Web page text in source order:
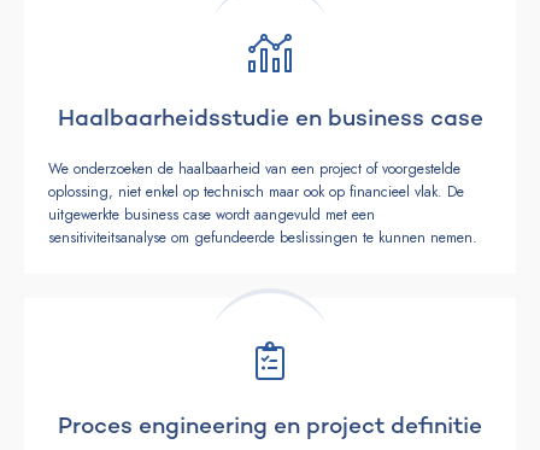
Haalbaarheidsstudie en business case
We onderzoeken de haalbaarheid van een project of voorgestelde
oplossing, niet enkel op technisch maar ook op financieel vlak. De
uitgewerkte business case wordt aangevuld met een
sensitiviteitsanalyse om gefundeerde beslissingen te kunnen nemen.
Proces engineering en project definitie